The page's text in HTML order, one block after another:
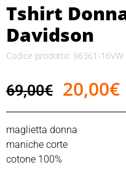
Tshirt
Davidson
Codice prodotto: 96361-16VW
69,00€ 20,00€
maglietta donna
maniche corte
cotone 100%